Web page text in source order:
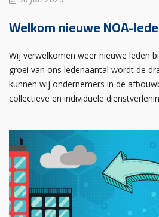
Welkom nieuwe NOA-
Wij verwelkomen weer nieuwe leden
groei van ons ledenaantal wordt de
kunnen wij ondernemers in de
collectieve en individuele